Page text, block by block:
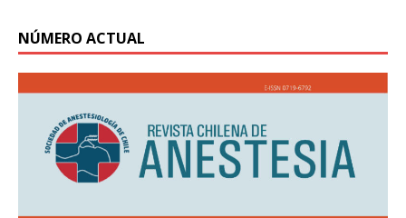
NÚMERO ACTUAL